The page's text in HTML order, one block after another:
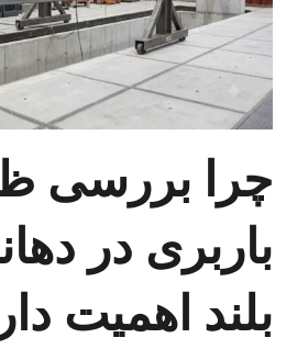
چرا بررسی
باربری در
بلند اهمیت